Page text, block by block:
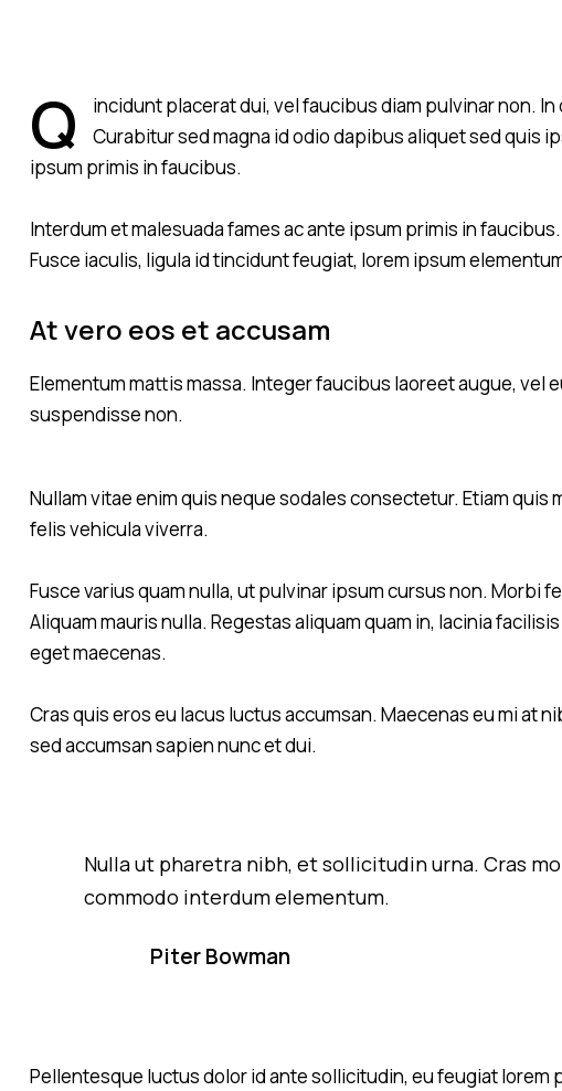
Q
incidunt placerat dui, vel faucibus diam pulvinar non.
Curabitur sed magna id odio dapibus aliquet sed quis
ipsum primis in faucibus.
Interdum et malesuada fames ac ante ipsum primis in
Fusce iaculis, ligula id tincidunt feugiat, lorem ipsum
At vero eos et accusam
Elementum mattis massa. Integer faucibus laoreet augue, vel
suspendisse non.
Nullam vitae enim quis neque sodales consectetur. Etiam
felis vehicula viverra.
Fusce varius quam nulla, ut pulvinar ipsum cursus non. Morbi
Aliquam mauris nulla. Regestas aliquam quam in, lacinia
eget maecenas.
Cras quis eros eu lacus luctus accumsan. Maecenas eu mi at
sed accumsan sapien nunc et dui.
Nulla ut pharetra nibh, et sollicitudin urna. Cras
commodo interdum elementum.
Piter Bowman
Pellentesque luctus dolor id ante sollicitudin, eu feugiat lorem